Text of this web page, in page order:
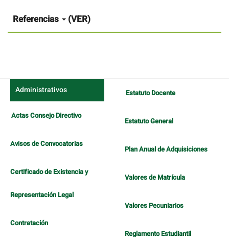
Referencias (VER)
Administrativos
Actas Consejo Directivo
Avisos de Convocatorias
Certificado de Existencia y
Representación Legal
Contratación
Estatuto Docente
Estatuto General
Plan Anual de Adquisiciones
Valores de Matrícula
Valores Pecuniarios
Reglamento Estudiantil